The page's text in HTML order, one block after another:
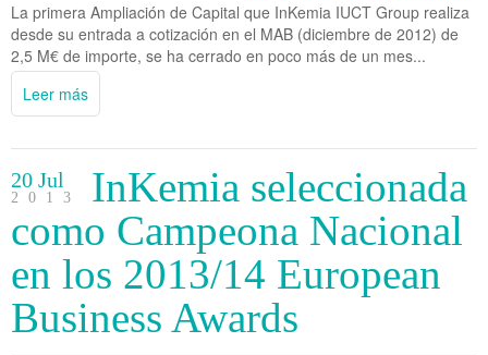
La primera Ampliación de Capital que InKemia IUCT Group realiza
desde su entrada a cotización en el MAB (diciembre de 2012) de
2,5 M€ de importe, se ha cerrado en poco más de un mes...
Leer más
20 Jul
2013
InKemia seleccionada
como Campeona Nacional
en los 2013/14 European
Business Awards